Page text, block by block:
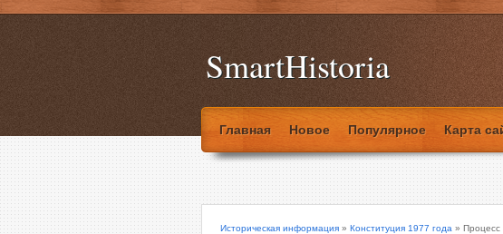
SmartHistoria
Главная Новое Популярное Карта
Историческая информация » Конституция 1977 года » Процесс